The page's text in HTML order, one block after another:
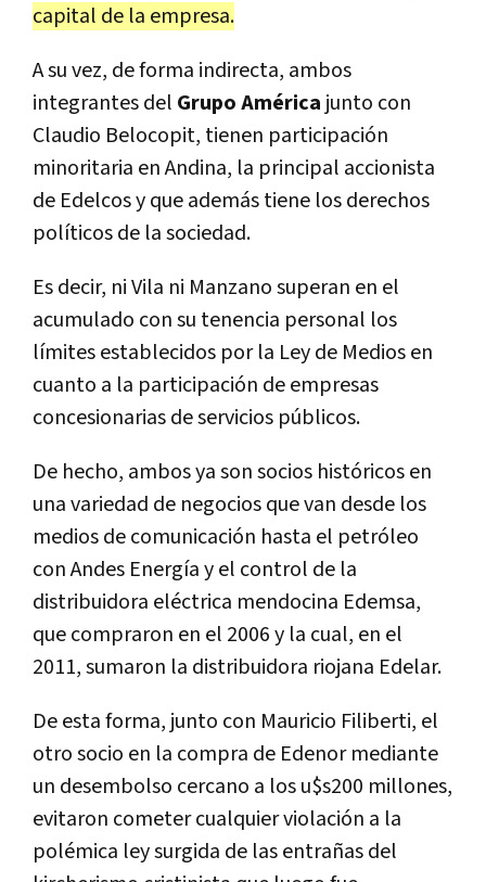
capital de la empresa.
A su vez, de forma indirecta, ambos
integrantes del Grupo América junto con
Claudio Belocopit, tienen participación
minoritaria en Andina, la principal accionista
de Edelcos y que además tiene los derechos
políticos de la sociedad.
Es decir, ni Vila ni Manzano superan en el
acumulado con su tenencia personal los
límites establecidos por la Ley de Medios en
cuanto a la participación de empresas
concesionarias de servicios públicos.
De hecho, ambos ya son socios históricos en
una variedad de negocios que van desde los
medios de comunicación hasta el petróleo
con Andes Energía y el control de la
distribuidora eléctrica mendocina Edemsa,
que compraron en el 2006 y la cual, en el
2011, sumaron la distribuidora riojana Edelar.
De esta forma, junto con Mauricio Filiberti, el
otro socio en la compra de Edenor mediante
un desembolso cercano a los u$s200 millones,
evitaron cometer cualquier violación a la
polémica ley surgida de las entrañas del